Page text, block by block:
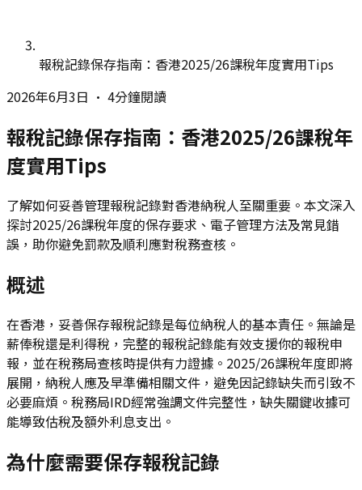
報稅記錄保存指南：香港2025/26課稅年度實用Tips
2026年6月3日 • 4分鐘閱讀
報稅記錄保存指南：香港2025/26課稅年
度實用Tips
了解如何妥善管理報稅記錄對香港納稅人至關重要。本文深入
探討2025/26課稅年度的保存要求、電子管理方法及常見錯
誤，助你避免罰款及順利應對稅務查核。
概述
在香港，妥善保存報稅記錄是每位納稅人的基本責任。無論是
薪俸稅還是利得稅，完整的報稅記錄能有效支援你的報稅申
報，並在稅務局查核時提供有力證據。2025/26課稅年度即將
展開，納稅人應及早準備相關文件，避免因記錄缺失而引致不
必要麻煩。稅務局IRD經常強調文件完整性，缺失關鍵收據可
能導致估稅及額外利息支出。
為什麼需要保存報稅記錄